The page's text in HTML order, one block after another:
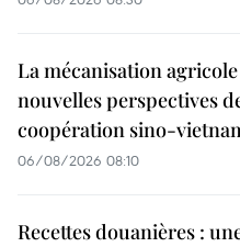
La mécanisation
nouvelles perspectives
coopération sino-
06/08/2026 08:10
Recettes douanières :